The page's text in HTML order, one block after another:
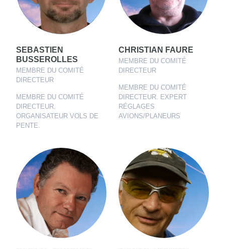
SEBASTIEN
BUSSEROLLES
MEMBRE DU COMITÉ
DIRECTEUR
MEMBRE DU COMITÉ
DIRECTEUR.
ORGANISATEUR VOLS DE
PENTE.
CHRISTIAN FAURE
MEMBRE DU COMITÉ
DIRECTEUR
MEMBRE DU COMITÉ
DIRECTEUR. EXPERT
RÉGLAGES
AVIONS/PLANEURS